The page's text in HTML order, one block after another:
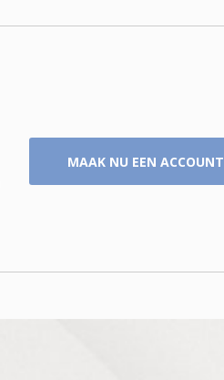
MAAK NU EEN ACCOUNT